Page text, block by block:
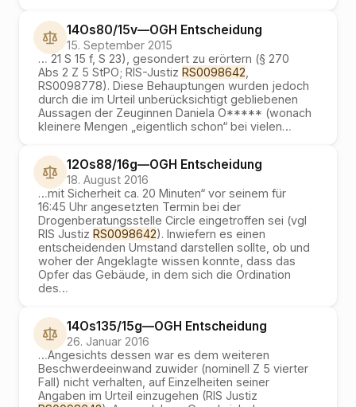
14Os80/15v—OGH Entscheidung
15. September 2015
…21 S 15 f, S 23), gesondert zu erörtern (§ 270
Abs 2 Z 5 StPO; RIS-Justiz RS0098642
RS0098778). Diese Behauptungen wurden jedoch
durch die im Urteil unberücksichtigt gebliebenen
Aussagen der Zeuginnen Daniela O***** (wonach
kleinere Mengen „eigentlich schon“ bei vielen…
12Os88/16g—OGH Entscheidung
18. August 2016
…mit Sicherheit ca. 20 Minuten“ vor seinem für
16:45 Uhr angesetzten Termin bei der
Drogenberatungsstelle Circle eingetroffen sei (vgl
RIS Justiz RS0098642). Inwiefern es einen
entscheidenden Umstand darstellen sollte, ob und
woher der Angeklagte wissen konnte, dass das
Opfer das Gebäude, in dem sich die Ordination
des…
14Os135/15g—OGH Entscheidung
26. Januar 2016
…Angesichts dessen war es dem weiteren
Beschwerdeeinwand zuwider (nominell Z 5 vierter
Fall) nicht verhalten, auf Einzelheiten seiner
Angaben im Urteil einzugehen (RIS Justiz